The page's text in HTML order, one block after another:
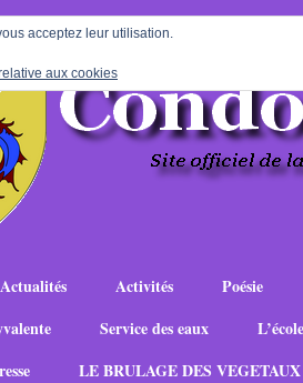
Actualités Activités Poésie
Service des eaux L’école
LE BRULAGE DES VEGETAUX
acceptez leur utilisation.
aux cookies